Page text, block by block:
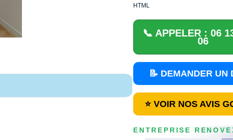
HTML
📞 APPELER : 06
06
📝 DEMANDER UN
⭐ VOIR NOS AVIS
ENTREPRISE